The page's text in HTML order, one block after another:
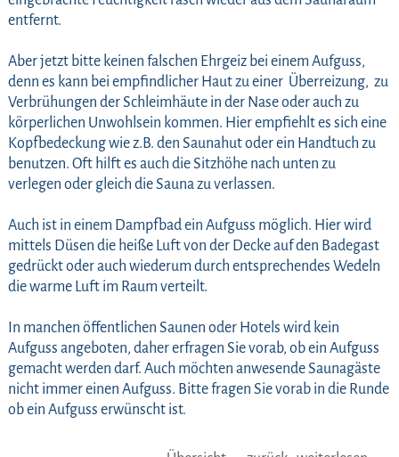
entfernt.
Aber jetzt bitte keinen falschen Ehrgeiz bei einem Aufguss,
denn es kann bei empfindlicher Haut zu einer Überreizung, zu
Verbrühungen der Schleimhäute in der Nase oder auch zu
körperlichen Unwohlsein kommen. Hier empfiehlt es sich eine
Kopfbedeckung wie z.B. den Saunahut oder ein Handtuch zu
benutzen. Oft hilft es auch die Sitzhöhe nach unten zu
verlegen oder gleich die Sauna zu verlassen.
Auch ist in einem Dampfbad ein Aufguss möglich. Hier wird
mittels Düsen die heiße Luft von der Decke auf den Badegast
gedrückt oder auch wiederum durch entsprechendes Wedeln
die warme Luft im Raum verteilt.
In manchen öffentlichen Saunen oder Hotels wird kein
Aufguss angeboten, daher erfragen Sie vorab, ob ein Aufguss
gemacht werden darf. Auch möchten anwesende Saunagäste
nicht immer einen Aufguss. Bitte fragen Sie vorab in die Runde
ob ein Aufguss erwünscht ist.